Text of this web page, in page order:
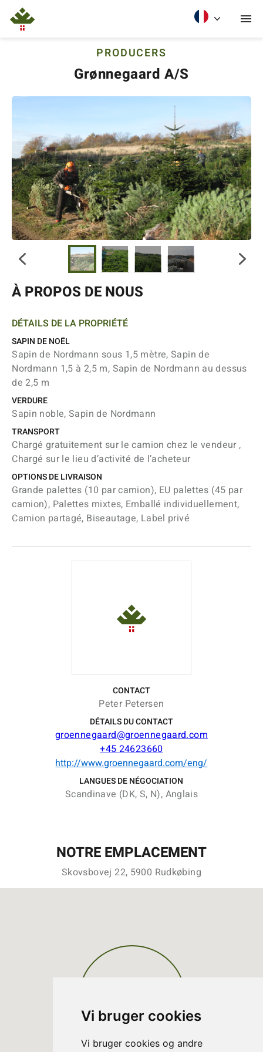
Vi bruger cookies
Vi bruger cookies og andre
PRODUCERS
Grønnegaard A/S
À PROPOS DE NOUS
DÉTAILS DE LA PROPRIÉTÉ
SAPIN DE NOËL
Sapin de Nordmann sous 1,5 mètre, Sapin de
Nordmann 1,5 à 2,5 m, Sapin de Nordmann au dessus
de 2,5 m
VERDURE
Sapin noble, Sapin de Nordmann
TRANSPORT
Chargé gratuitement sur le camion chez le vendeur ,
Chargé sur le lieu d’activité de l’acheteur
OPTIONS DE LIVRAISON
Grande palettes (10 par camion), EU palettes (45 par
camion), Palettes mixtes, Emballé individuellement,
Camion partagé, Biseautage, Label privé
CONTACT
Peter Petersen
DÉTAILS DU CONTACT
groennegaard@groennegaard.com
+45 24623660
http://www.groennegaard.com/eng/
LANGUES DE NÉGOCIATION
Scandinave (DK, S, N), Anglais
NOTRE EMPLACEMENT
Skovsbovej 22, 5900 Rudkøbing